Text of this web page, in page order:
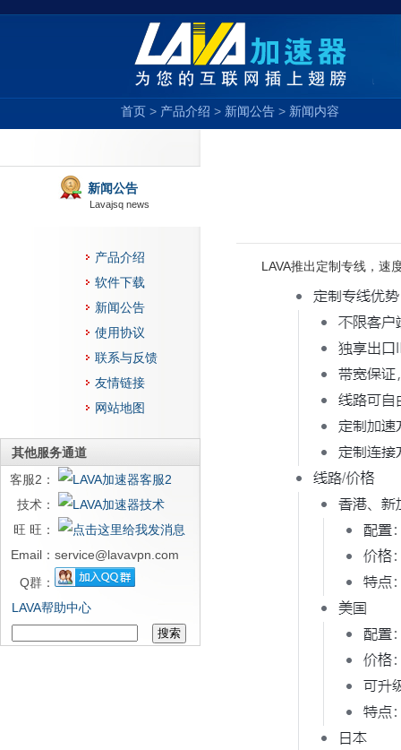
首页 > 产品介绍 > 新闻公告 > 新闻内容
新闻公告
Lavajsq news
产品介绍
软件下载
新闻公告
使用协议
联系与反馈
友情链接
网站地图
其他服务通道
客服2：
技术：
旺 旺：
Email： service@lavavpn.com
Q群：
LAVA帮助中心
LAVA推出定制专线，速